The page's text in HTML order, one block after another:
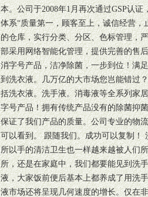
本。公司于2008年1月再次通过GSP认
体系“质量第一，顾客至上，诚信经营
的仓库，实行分类、分区、色标管理，
部采用网络智能化管理，提供完善的售
消字号产品，洁净除菌，一步到位！满
到洗衣液。几万亿的大市场您岂能错过
括洗衣液。洗手液。消毒液等全系列家
字号产品！拥有传统产品没有的除菌抑
保证了我们产品的质量。公司专业的物
可以看到。 跟随我们。成功可以复制！
所以手的清洁卫生也一样越来越被人们
所，还是在家庭中，我们都要能见到洗
液，大家饭前便后基本上都养成了用洗
液市场还将呈现几何速度的增长。仅在